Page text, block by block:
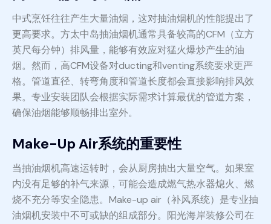
中式烹饪往往产生大量油烟，这对抽油烟机的性能提出了
更高要求。方太中岛抽油烟机通常具备较高的CFM（立方
英尺每分钟）排风量，能够有效应对猛火爆炒产生的油
烟。然而，高CFM设备对ducting和venting系统要求更严
格。管道直径、转弯角度和管道长度都会直接影响排风效
果。专业安装团队会根据实际需求计算最优的管道方案，
确保油烟能够顺畅排出室外。
Make-Up Air系统的重要性
当抽油烟机高速运转时，会从厨房抽出大量空气。如果室
内没有足够的补气来源，可能会造成燃气热水器熄火、燃
烧不充分等安全隐患。Make-up air（补风系统）是专业抽
油烟机安装中不可或缺的组成部分。阳光海岸装修公司在